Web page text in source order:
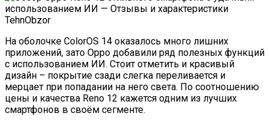
На оболочке ColorOS 14 оказалось много лишних
приложений, зато Oppo добавили ряд полезных функций
с использованием ИИ. Стоит отметить и красивый
дизайн – покрытие сзади слегка переливается и
мерцает при попадании на него света. По соотношению
цены и качества Reno 12 кажется одним из лучших
смартфонов в своём сегменте.